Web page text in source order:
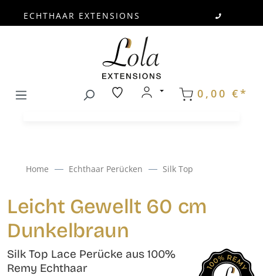
ECHTHAAR EXTENSIONS
0,00 €*
Home Echthaar Perücken Silk Top
Leicht Gewellt 60 cm
Dunkelbraun
Silk Top Lace Perücke aus 100%
Remy Echthaar